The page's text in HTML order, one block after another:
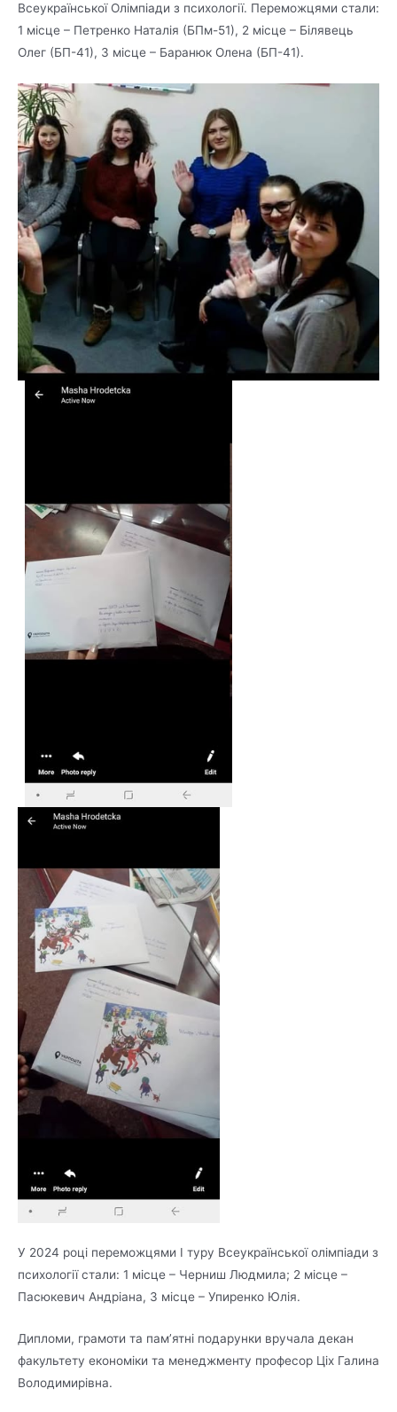
Всеукраїнської Олімпіади з психології. Переможцями стали:
1 місце – Петренко Наталія (БПм-51), 2 місце – Білявець
Олег (БП-41), 3 місце – Баранюк Олена (БП-41).
У 2024 році переможцями І туру Всеукраїнської олімпіади з
психології стали: 1 місце – Черниш Людмила; 2 місце –
Пасюкевич Андріана, 3 місце – Упиренко Юлія.
Дипломи, грамоти та пам’ятні подарунки вручала декан
факультету економіки та менеджменту професор Ціх Галина
Володимирівна.